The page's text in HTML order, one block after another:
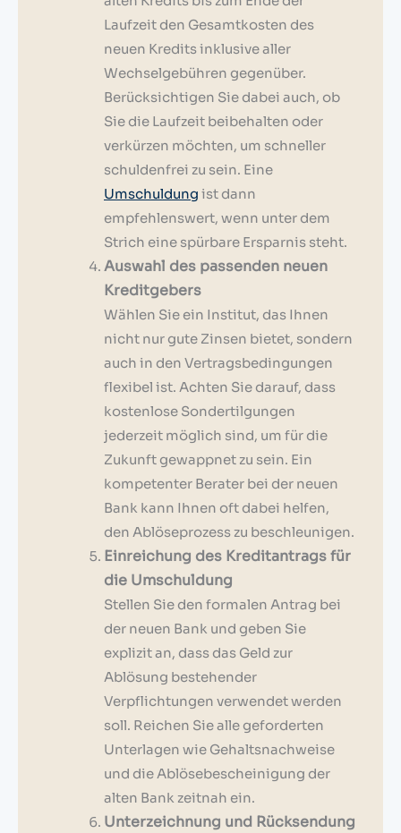
Laufzeit den Gesamtkosten des
neuen Kredits inklusive aller
Wechselgebühren gegenüber.
Berücksichtigen Sie dabei auch, ob
Sie die Laufzeit beibehalten oder
verkürzen möchten, um schneller
schuldenfrei zu sein. Eine
Umschuldung ist dann
empfehlenswert, wenn unter dem
Strich eine spürbare Ersparnis steht.
Auswahl des passenden neuen
Kreditgebers
Wählen Sie ein Institut, das Ihnen
nicht nur gute Zinsen bietet, sondern
auch in den Vertragsbedingungen
flexibel ist. Achten Sie darauf, dass
kostenlose Sondertilgungen
jederzeit möglich sind, um für die
Zukunft gewappnet zu sein. Ein
kompetenter Berater bei der neuen
Bank kann Ihnen oft dabei helfen,
den Ablöseprozess zu beschleunigen.
Einreichung des Kreditantrags für
die Umschuldung
Stellen Sie den formalen Antrag bei
der neuen Bank und geben Sie
explizit an, dass das Geld zur
Ablösung bestehender
Verpflichtungen verwendet werden
soll. Reichen Sie alle geforderten
Unterlagen wie Gehaltsnachweise
und die Ablösebescheinigung der
alten Bank zeitnah ein.
Unterzeichnung und Rücksendung